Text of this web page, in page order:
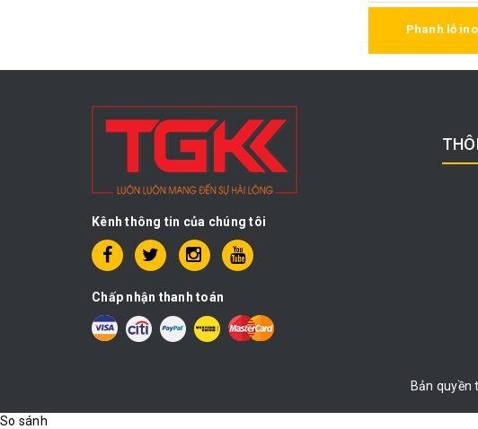
Phanh lỗ
Kênh thông tin của chúng tôi
Chấp nhận thanh toán
Bản quyền
So sánh